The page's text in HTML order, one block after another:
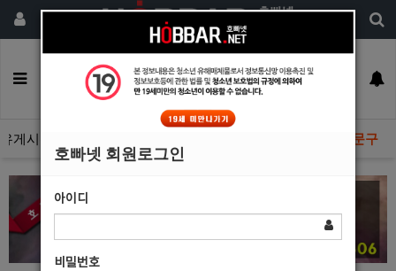
광고안내 이력서등록
게시판 호빠넷 문구
호빠넷 회원로그인
아이디
비밀번호